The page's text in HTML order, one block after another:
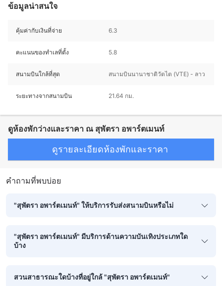
ข้อมูลน่าสนใจ
คุ้มค่ากับเงินที่จ่าย 6.3
คะแนนของทำเลที่ตั้ง 5.8
สนามบินใกล้ที่สุด สนามบินนานาชาติวัตไต (VTE) - ลาว
ระยะทางจากสนามบิน 21.64 กม.
ดูห้องพักว่างและราคา ณ สุพัตรา อพาร์ตเมนท์
ดูรายละเอียดห้องพักและราคา
คำถามที่พบบ่อย
"สุพัตรา อพาร์ตเมนท์" ให้บริการรับส่งสนามบินหรือไม่
"สุพัตรา อพาร์ตเมนท์" มีบริการด้านความบันเทิงประเภทใด
บ้าง
สวนสาธารณะใดบ้างที่อยู่ใกล้ "สุพัตรา อพาร์ตเมนท์"